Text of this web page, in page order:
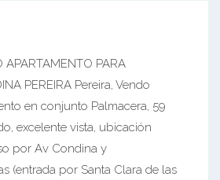
APARTAMENTO PARA
PEREIRA Pereira, Vendo
en conjunto Palmacera, 59
excelente vista, ubicación
por Av Condina y
(entrada por Santa Clara de las